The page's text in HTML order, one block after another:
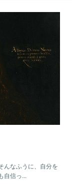
んなふうに、自分を
自信っ...